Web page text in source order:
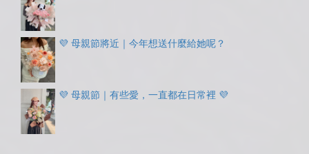
💜 母親節將近｜今年想送什麼給她呢？
💜 母親節｜有些愛，一直都在日常裡 💜